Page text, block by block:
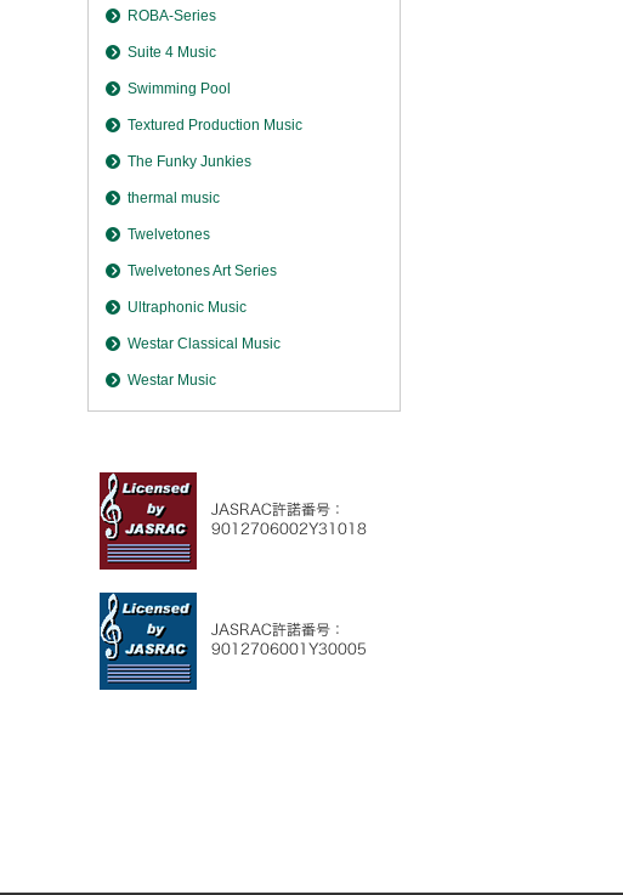
ROBA-Series
Suite 4 Music
Swimming Pool
Textured Production Music
The Funky Junkies
thermal music
Twelvetones
Twelvetones Art Series
Ultraphonic Music
Westar Classical Music
Westar Music